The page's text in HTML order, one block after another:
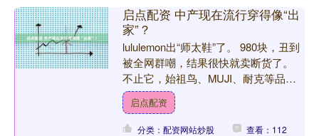
启点配资 中产现在流行穿得像“出
家”？
lululemon出“师太鞋”了。 980块，丑到
被全网群嘲，结果很快就卖断货了。
不止它，始祖鸟、MUJI、耐克等品牌
也都在出各种佛系单品。 今天就来扒
一扒这....
启点配资
分类：配资网站炒股 查看：112